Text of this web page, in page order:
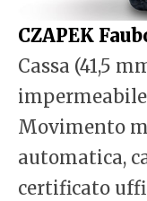
CZAPEK
Cassa (41,5
Movimento
automatica,
certificato